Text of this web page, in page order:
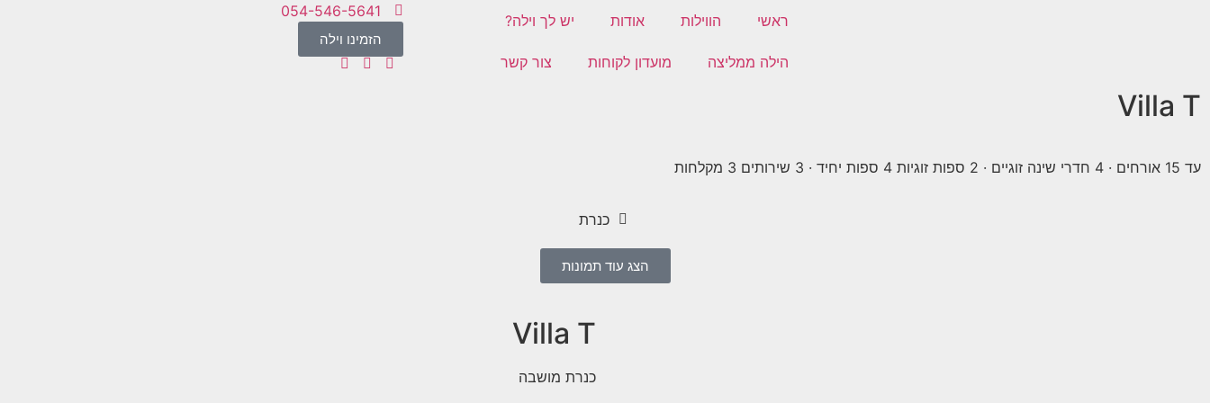
ראשי הווילות אודות יש לך וילה?
הילה ממליצה מועדון לקוחות צור קשר
054-546-5641
הזמינו וילה
Villa T
עד 15 אורחים · 4 חדרי שינה זוגיים · 2 ספות זוגיות 4 ספות יחיד · 3 שירותים 3 מקלחות
כנרת
הצג עוד תמונות
Villa T
כנרת מושבה